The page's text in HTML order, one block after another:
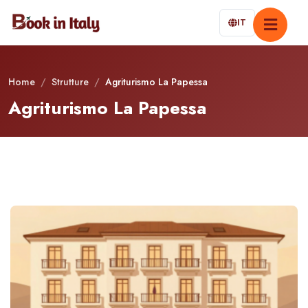
IT
Home / Strutture / Agriturismo La Papessa
Agriturismo La Papessa